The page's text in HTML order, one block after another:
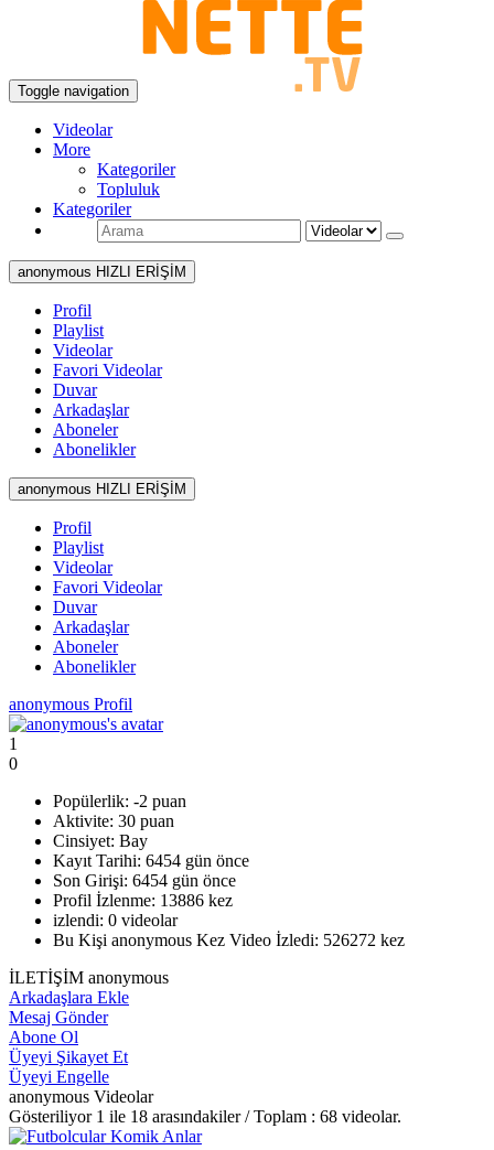
Toggle navigation
Videolar
More
Kategoriler
Topluluk
Kategoriler
anonymous HIZLI ERİŞİM
Profil
Playlist
Videolar
Favori Videolar
Duvar
Arkadaşlar
Aboneler
Abonelikler
anonymous HIZLI ERİŞİM
Profil
Playlist
Videolar
Favori Videolar
Duvar
Arkadaşlar
Aboneler
Abonelikler
anonymous Profil
1
0
Popülerlik: -2 puan
Aktivite: 30 puan
Cinsiyet: Bay
Kayıt Tarihi: 6454 gün önce
Son Girişi: 6454 gün önce
Profil İzlenme: 13886 kez
izlendi: 0 videolar
Bu Kişi anonymous Kez Video İzledi: 526272 kez
İLETİŞİM anonymous
Arkadaşlara Ekle
Mesaj Gönder
Abone Ol
Üyeyi Şikayet Et
Üyeyi Engelle
anonymous Videolar
Gösteriliyor 1 ile 18 arasındakiler / Toplam : 68 videolar.